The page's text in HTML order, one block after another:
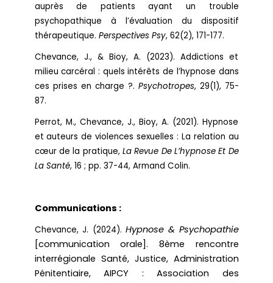
auprès de patients ayant un trouble
psychopathique à l’évaluation du dispositif
thérapeutique. Perspectives Psy, 62(2), 171-177.
Chevance, J., & Bioy, A. (2023). Addictions et
milieu carcéral : quels intérêts de l’hypnose dans
ces prises en charge ?. Psychotropes, 29(1), 75-
87.
Perrot, M., Chevance, J., Bioy, A. (2021). Hypnose
et auteurs de violences sexuelles : La relation au
cœur de la pratique, La Revue De L’hypnose Et De
La Santé, 16 ; pp. 37-44, Armand Colin.
Communications :
Chevance, J. (2024).Hypnose & Psychopathie
[communication orale]. 8ème rencontre
interrégionale Santé, Justice, Administration
Pénitentiaire, AIPCY : Association des